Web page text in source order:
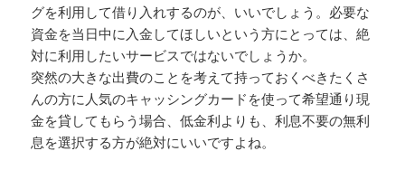
グを利用して借り入れするのが、いいでしょう。必要な
資金を当日中に入金してほしいという方にとっては、絶
対に利用したいサービスではないでしょうか。
突然の大きな出費のことを考えて持っておくべきたくさ
んの方に人気のキャッシングカードを使って希望通り現
金を貸してもらう場合、低金利よりも、利息不要の無利
息を選択する方が絶対にいいですよね。